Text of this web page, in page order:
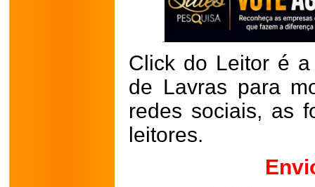
Click do Leitor é
de Lavras para
redes sociais, as
leitores.